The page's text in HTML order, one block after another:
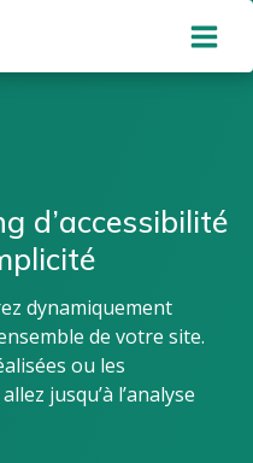
d’accessibilité
dynamiquement
de votre site.
ou les
jusqu’à l’analyse